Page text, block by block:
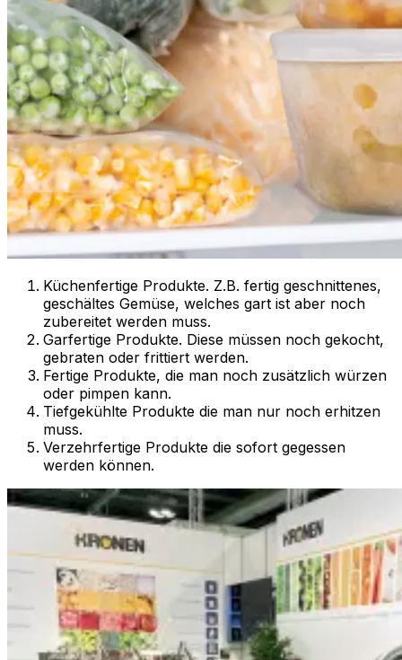
Küchenfertige Produkte. Z.B. fertig geschnittenes,
geschältes Gemüse, welches gart ist aber noch
zubereitet werden muss.
Garfertige Produkte. Diese müssen noch gekocht,
gebraten oder frittiert werden.
Fertige Produkte, die man noch zusätzlich würzen
oder pimpen kann.
Tiefgekühlte Produkte die man nur noch erhitzen
muss.
Verzehrfertige Produkte die sofort gegessen
werden können.